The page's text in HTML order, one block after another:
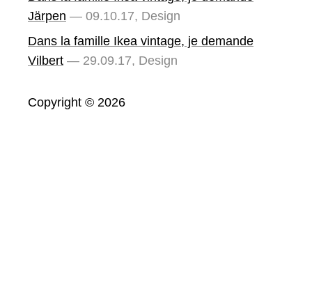
Järpen — 09.10.17, Design
Dans la famille Ikea vintage, je demande
Vilbert — 29.09.17, Design
Copyright © 2026